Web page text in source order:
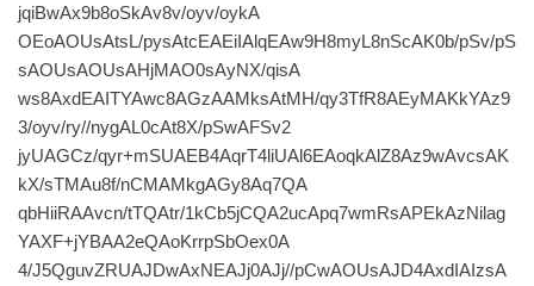
jqiBwAx9b8oSkAv8v/oyv/oykA
OEoAOUsAtsL/pysAtcEAEiIAlqEAw9H8myL8nScAK0b/pSv/pS
sAOUsAOUsAHjMAO0sAyNX/qisA
ws8AxdEAITYAwc8AGzAAMksAtMH/qy3TfR8AEyMAKkYAz9
3/oyv/ry//nygAL0cAt8X/pSwAFSv2
jyUAGCz/qyr+mSUAEB4AqrT4liUAl6EAoqkAlZ8Az9wAvcsAK
kX/sTMAu8f/nCMAMkgAGy8Aq7QA
qbHiiRAAvcn/tTQAtr/1kCb5jCQA2ucApq7wmRsAPEkAzNilag
YAXF+jYBAA2eQAoKrrpSbOex0A
4/J5QguvZRUAJDwAxNEAJj0AJj//pCwAOUsAJD4AxdIAIzsA